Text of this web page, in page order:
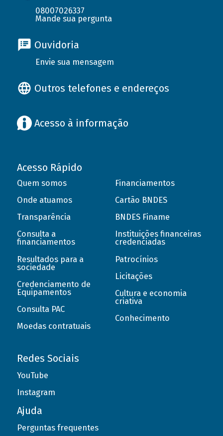
08007026337
Mande sua pergunta
Ouvidoria
Envie sua mensagem
Outros telefones e endereços
Acesso à informação
Acesso Rápido
Quem somos
Onde atuamos
Transparência
Consulta a
financiamentos
Resultados para a
sociedade
Credenciamento de
Equipamentos
Consulta PAC
Moedas contratuais
Financiamentos
Cartão BNDES
BNDES Finame
Instituições financeiras
credenciadas
Patrocínios
Licitações
Cultura e economia
criativa
Conhecimento
Redes Sociais
YouTube
Instagram
Ajuda
Perguntas frequentes